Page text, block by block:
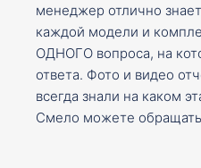
менеджер отлично
каждой модели и
ОДНОГО вопроса, на
ответа. Фото и видео
всегда знали на каком
Смело можете